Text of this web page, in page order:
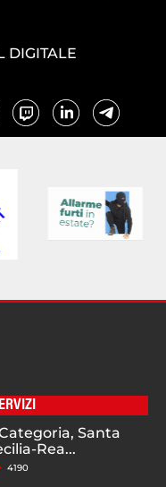
DIGITALE
Santa
Rea...
4190